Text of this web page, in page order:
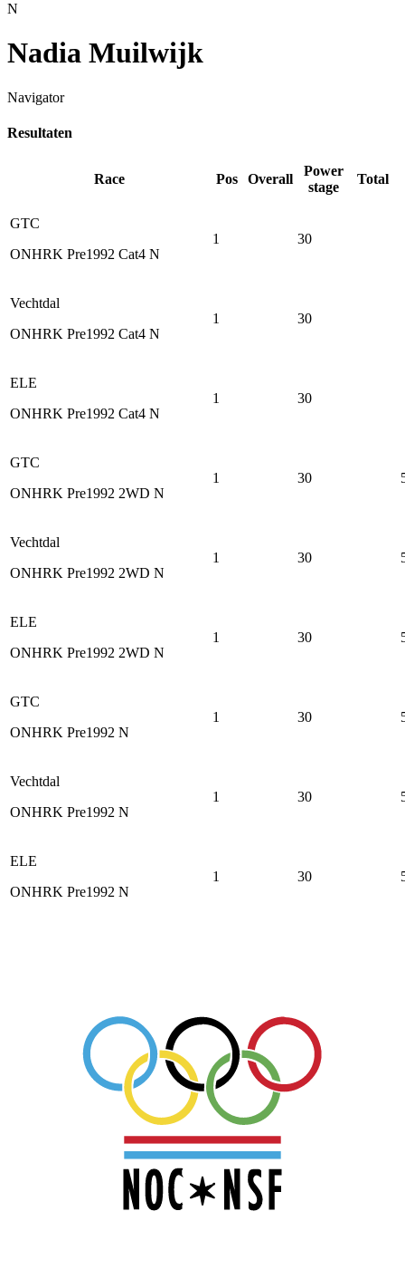
N
Nadia Muilwijk
Navigator
Resultaten
Race Pos Overall
Power
stage
Total
GTC
ONHRK Pre1992 Cat4 N
1 30
Vechtdal
ONHRK Pre1992 Cat4 N
1 30
ELE
ONHRK Pre1992 Cat4 N
1 30
GTC
ONHRK Pre1992 2WD N
1 30
Vechtdal
ONHRK Pre1992 2WD N
1 30
ELE
ONHRK Pre1992 2WD N
1 30
GTC
ONHRK Pre1992 N
1 30
Vechtdal
ONHRK Pre1992 N
1 30
ELE
ONHRK Pre1992 N
1 30